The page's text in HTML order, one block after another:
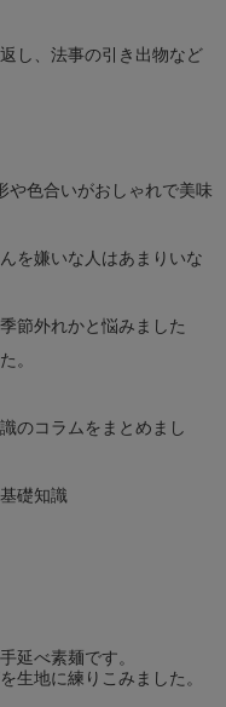
し、法事の引き出物など
や色合いがおしゃれで美味
を嫌いな人はあまりいな
節外れかと悩みました
。
のコラムをまとめまし
礎知識
延べ素麺です。
生地に練りこみました。